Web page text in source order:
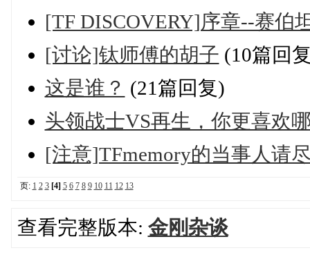
[TF DISCOVERY]序章--赛伯
[讨论]钛师傅的胡子 (10篇回
这是谁？ (21篇回复)
头领战士VS再生，你更喜欢
[注意]TFmemory的当事人请
页: 1 2 3 [4] 5 6 7 8 9 10 11 12 13
查看完整版本: 金刚杂谈